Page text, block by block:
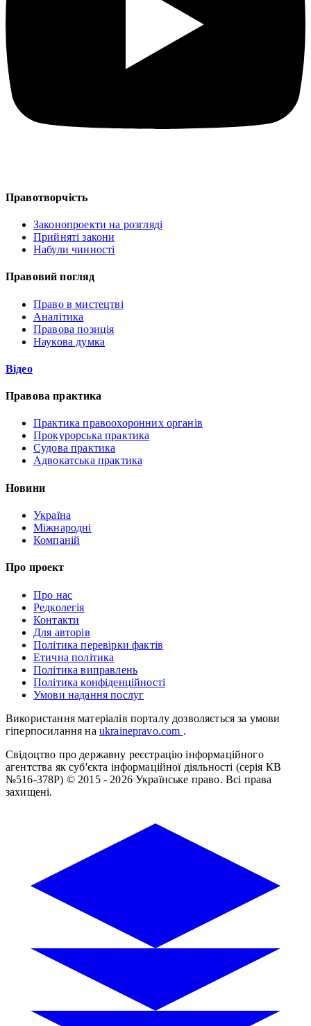
Правотворчість
Законопроекти на розгляді
Прийняті закони
Набули чинності
Правовий погляд
Право в мистецтві
Аналітика
Правова позиція
Наукова думка
Відео
Правова практика
Практика правоохоронних органів
Прокурорська практика
Судова практика
Адвокатська практика
Новини
Україна
Міжнародні
Компаній
Про проект
Про нас
Редколегія
Контакти
Для авторів
Політика перевірки фактів
Етична політика
Політика виправлень
Політика конфіденційності
Умови надання послуг
Використання матеріалів порталу дозволяється за умови
гіперпосилання на ukrainepravo.com .
Свідоцтво про державну реєстрацію інформаційного
агентства як суб'єкта інформаційної діяльності (серія КВ
№516-378Р) © 2015 - 2026 Українське право. Всі права
захищені.